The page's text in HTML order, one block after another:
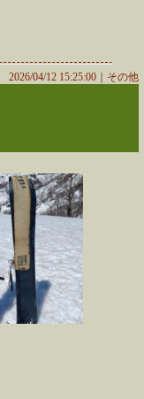
2026/04/12 15:25:00｜ その他